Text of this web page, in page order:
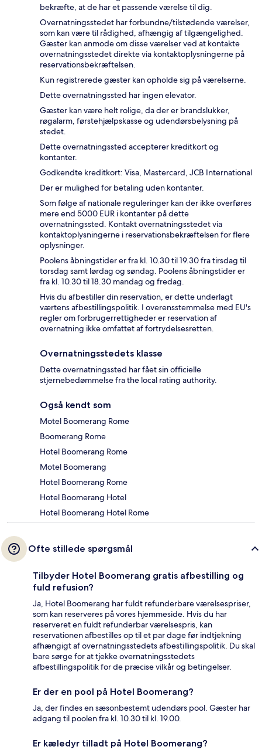
bekræfte, at de har et passende værelse til dig.
Overnatningsstedet har forbundne/tilstødende værelser,
som kan være til rådighed, afhængig af tilgængelighed.
Gæster kan anmode om disse værelser ved at kontakte
overnatningsstedet direkte via kontaktoplysningerne på
reservationsbekræftelsen.
Kun registrerede gæster kan opholde sig på værelserne.
Dette overnatningssted har ingen elevator.
Gæster kan være helt rolige, da der er brandslukker,
røgalarm, førstehjælpskasse og udendørsbelysning på
stedet.
Dette overnatningssted accepterer kreditkort og
kontanter.
Godkendte kreditkort: Visa, Mastercard, JCB International
Der er mulighed for betaling uden kontanter.
Som følge af nationale reguleringer kan der ikke overføres
mere end 5000 EUR i kontanter på dette
overnatningssted. Kontakt overnatningsstedet via
kontaktoplysningerne i reservationsbekræftelsen for flere
oplysninger.
Poolens åbningstider er fra kl. 10.30 til 19.30 fra tirsdag til
torsdag samt lørdag og søndag. Poolens åbningstider er
fra kl. 10.30 til 18.30 mandag og fredag.
Hvis du afbestiller din reservation, er dette underlagt
værtens afbestillingspolitik. I overensstemmelse med EU's
regler om forbrugerrettigheder er reservation af
overnatning ikke omfattet af fortrydelsesretten.
Overnatningsstedets klasse
Dette overnatningssted har fået sin officielle
stjernebedømmelse fra the local rating authority.
Også kendt som
Motel Boomerang Rome
Boomerang Rome
Hotel Boomerang Rome
Motel Boomerang
Hotel Boomerang Rome
Hotel Boomerang Hotel
Hotel Boomerang Hotel Rome
Ofte stillede spørgsmål
Tilbyder Hotel Boomerang gratis afbestilling og
fuld refusion?
Ja, Hotel Boomerang har fuldt refunderbare værelsespriser,
som kan reserveres på vores hjemmeside. Hvis du har
reserveret en fuldt refunderbar værelsespris, kan
reservationen afbestilles op til et par dage før indtjekning
afhængigt af overnatningsstedets afbestillingspolitik. Du skal
bare sørge for at tjekke overnatningsstedets
afbestillingspolitik for de præcise vilkår og betingelser.
Er der en pool på Hotel Boomerang?
Ja, der findes en sæsonbestemt udendørs pool. Gæster har
adgang til poolen fra kl. 10.30 til kl. 19.00.
Er kæledyr tilladt på Hotel Boomerang?